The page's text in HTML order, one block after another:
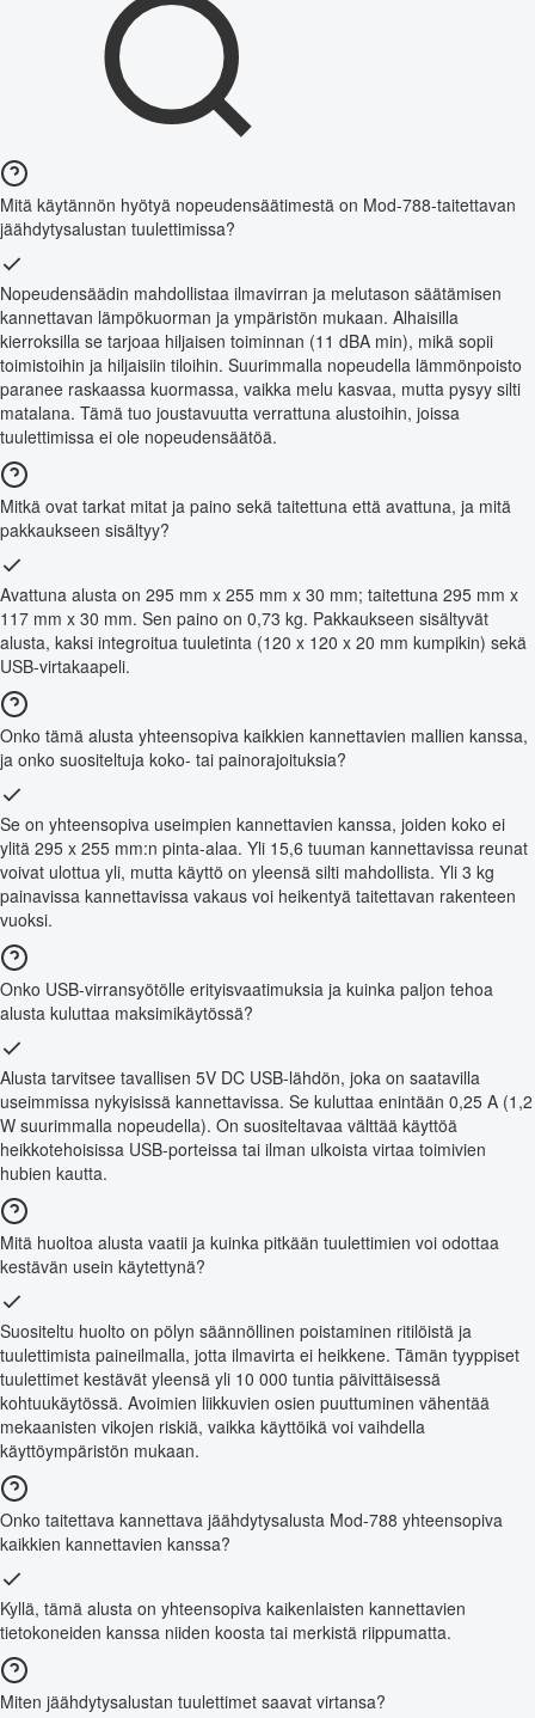
Mitä käytännön hyötyä nopeudensäätimestä on Mod-788-taitettavan
jäähdytysalustan tuulettimissa?
Nopeudensäädin mahdollistaa ilmavirran ja melutason säätämisen
kannettavan lämpökuorman ja ympäristön mukaan. Alhaisilla
kierroksilla se tarjoaa hiljaisen toiminnan (11 dBA min), mikä sopii
toimistoihin ja hiljaisiin tiloihin. Suurimmalla nopeudella lämmönpoisto
paranee raskaassa kuormassa, vaikka melu kasvaa, mutta pysyy silti
matalana. Tämä tuo joustavuutta verrattuna alustoihin, joissa
tuulettimissa ei ole nopeudensäätöä.
Mitkä ovat tarkat mitat ja paino sekä taitettuna että avattuna, ja mitä
pakkaukseen sisältyy?
Avattuna alusta on 295 mm x 255 mm x 30 mm; taitettuna 295 mm x
117 mm x 30 mm. Sen paino on 0,73 kg. Pakkaukseen sisältyvät
alusta, kaksi integroitua tuuletinta (120 x 120 x 20 mm kumpikin) sekä
USB-virtakaapeli.
Onko tämä alusta yhteensopiva kaikkien kannettavien mallien kanssa,
ja onko suositeltuja koko- tai painorajoituksia?
Se on yhteensopiva useimpien kannettavien kanssa, joiden koko ei
ylitä 295 x 255 mm:n pinta-alaa. Yli 15,6 tuuman kannettavissa reunat
voivat ulottua yli, mutta käyttö on yleensä silti mahdollista. Yli 3 kg
painavissa kannettavissa vakaus voi heikentyä taitettavan rakenteen
vuoksi.
Onko USB-virransyötölle erityisvaatimuksia ja kuinka paljon tehoa
alusta kuluttaa maksimikäytössä?
Alusta tarvitsee tavallisen 5V DC USB-lähdön, joka on saatavilla
useimmissa nykyisissä kannettavissa. Se kuluttaa enintään 0,25 A (1,2
W suurimmalla nopeudella). On suositeltavaa välttää käyttöä
heikkotehoisissa USB-porteissa tai ilman ulkoista virtaa toimivien
hubien kautta.
Mitä huoltoa alusta vaatii ja kuinka pitkään tuulettimien voi odottaa
kestävän usein käytettynä?
Suositeltu huolto on pölyn säännöllinen poistaminen ritilöistä ja
tuulettimista paineilmalla, jotta ilmavirta ei heikkene. Tämän tyyppiset
tuulettimet kestävät yleensä yli 10 000 tuntia päivittäisessä
kohtuukäytössä. Avoimien liikkuvien osien puuttuminen vähentää
mekaanisten vikojen riskiä, vaikka käyttöikä voi vaihdella
käyttöympäristön mukaan.
Onko taitettava kannettava jäähdytysalusta Mod-788 yhteensopiva
kaikkien kannettavien kanssa?
Kyllä, tämä alusta on yhteensopiva kaikenlaisten kannettavien
tietokoneiden kanssa niiden koosta tai merkistä riippumatta.
Miten jäähdytysalustan tuulettimet saavat virtansa?